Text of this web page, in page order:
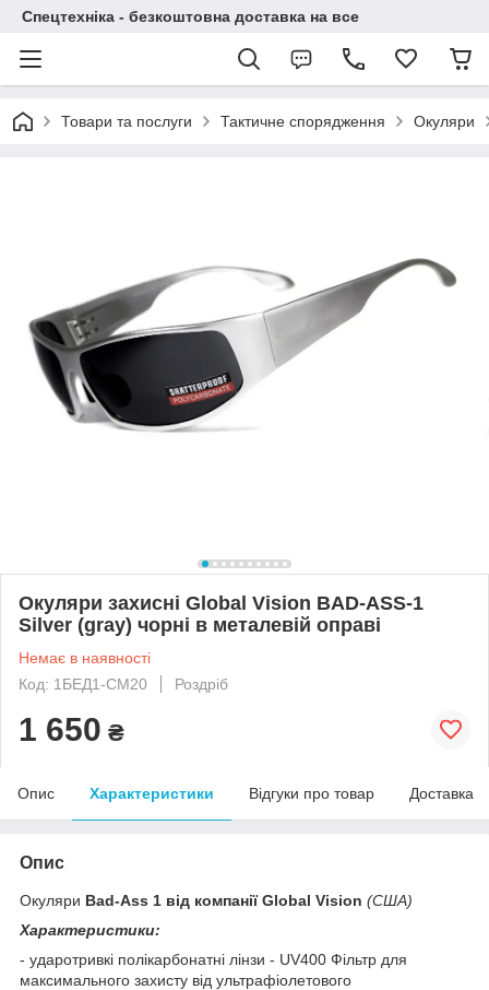
Спецтехніка - безкоштовна доставка на все
Товари та послуги Тактичне спорядження Окуляри
Окуляри захисні Global Vision BAD-ASS-1
Silver (gray) чорні в металевій оправі
Немає в наявності
Код: 1БЕД1-СМ20
Роздріб
1 650 ₴
Опис Характеристики Відгуки про товар Доставка
Опис
Окуляри Bad-Ass 1 від компанії Global Vision (США)
Характеристики:
- ударотривкі полікарбонатні лінзи - UV400 Фільтр для
максимального захисту від ультрафіолетового